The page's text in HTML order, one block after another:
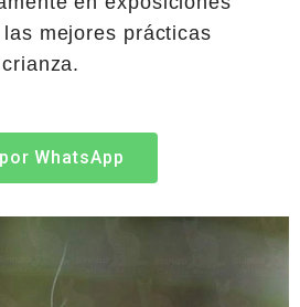
mejores prácticas
WhatsApp